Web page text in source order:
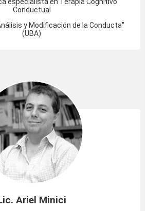
Conductual
y Modificación de la Conducta"
(UBA)
Ariel Minici